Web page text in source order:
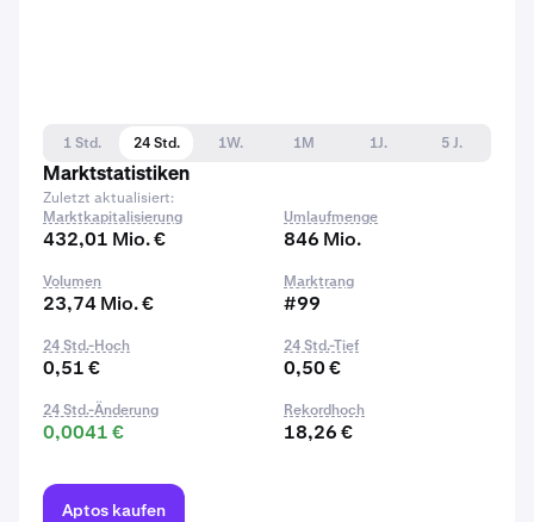
1 Std. 24 Std. 1W. 1M 1J.
5 J.
Marktstatistiken
Zuletzt aktualisiert:
Marktkapitalisierung
432,01 Mio. €
Umlaufmenge
846 Mio.
Volumen
23,74 Mio. €
Marktrang
#99
24 Std.-Hoch
0,51 €
24 Std.-Tief
0,50 €
24 Std.-Änderung
0,0041 €
Rekordhoch
18,26 €
Aptos kaufen